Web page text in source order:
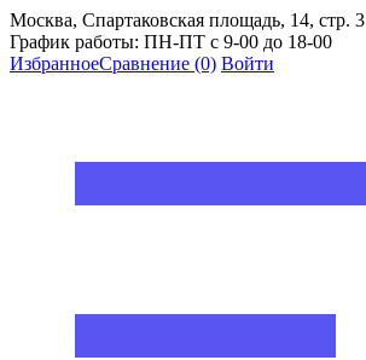
Москва, Спартаковская площадь, 14, стр. 3
График работы: ПН-ПТ с 9-00 до 18-00
ИзбранноеСравнение (0) Войти